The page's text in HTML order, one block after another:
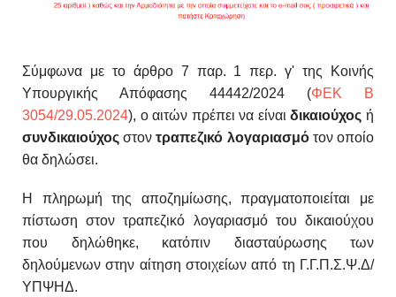
Σύμφωνα με το άρθρο 7 παρ. 1 περ. γ' της Κοινής
Υπουργικής Απόφασης 44442/2024 (ΦΕΚ Β
3054/29.05.2024), ο αιτών πρέπει να είναιδικαιούχος ή
συνδικαιούχος στοντραπεζικό λογαριασμότον οποίο
θα δηλώσει.
Η πληρωμή της αποζημίωσης, πραγματοποιείται με
πίστωση στον τραπεζικό λογαριασμό του δικαιούχου
που δηλώθηκε, κατόπιν διασταύρωσης των
δηλούμενων στην αίτηση στοιχείωναπό τη Γ.Γ.Π.Σ.Ψ.Δ/
ΥΠΨΗΔ.